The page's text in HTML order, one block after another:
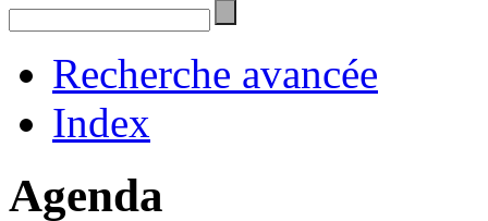
Recherche avancée
Index
Agenda